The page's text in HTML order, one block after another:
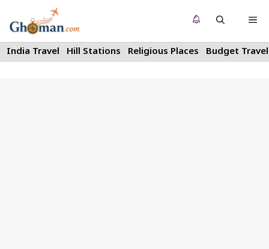
to
content
India Travel Hill Stations Religious Places Budget Travel